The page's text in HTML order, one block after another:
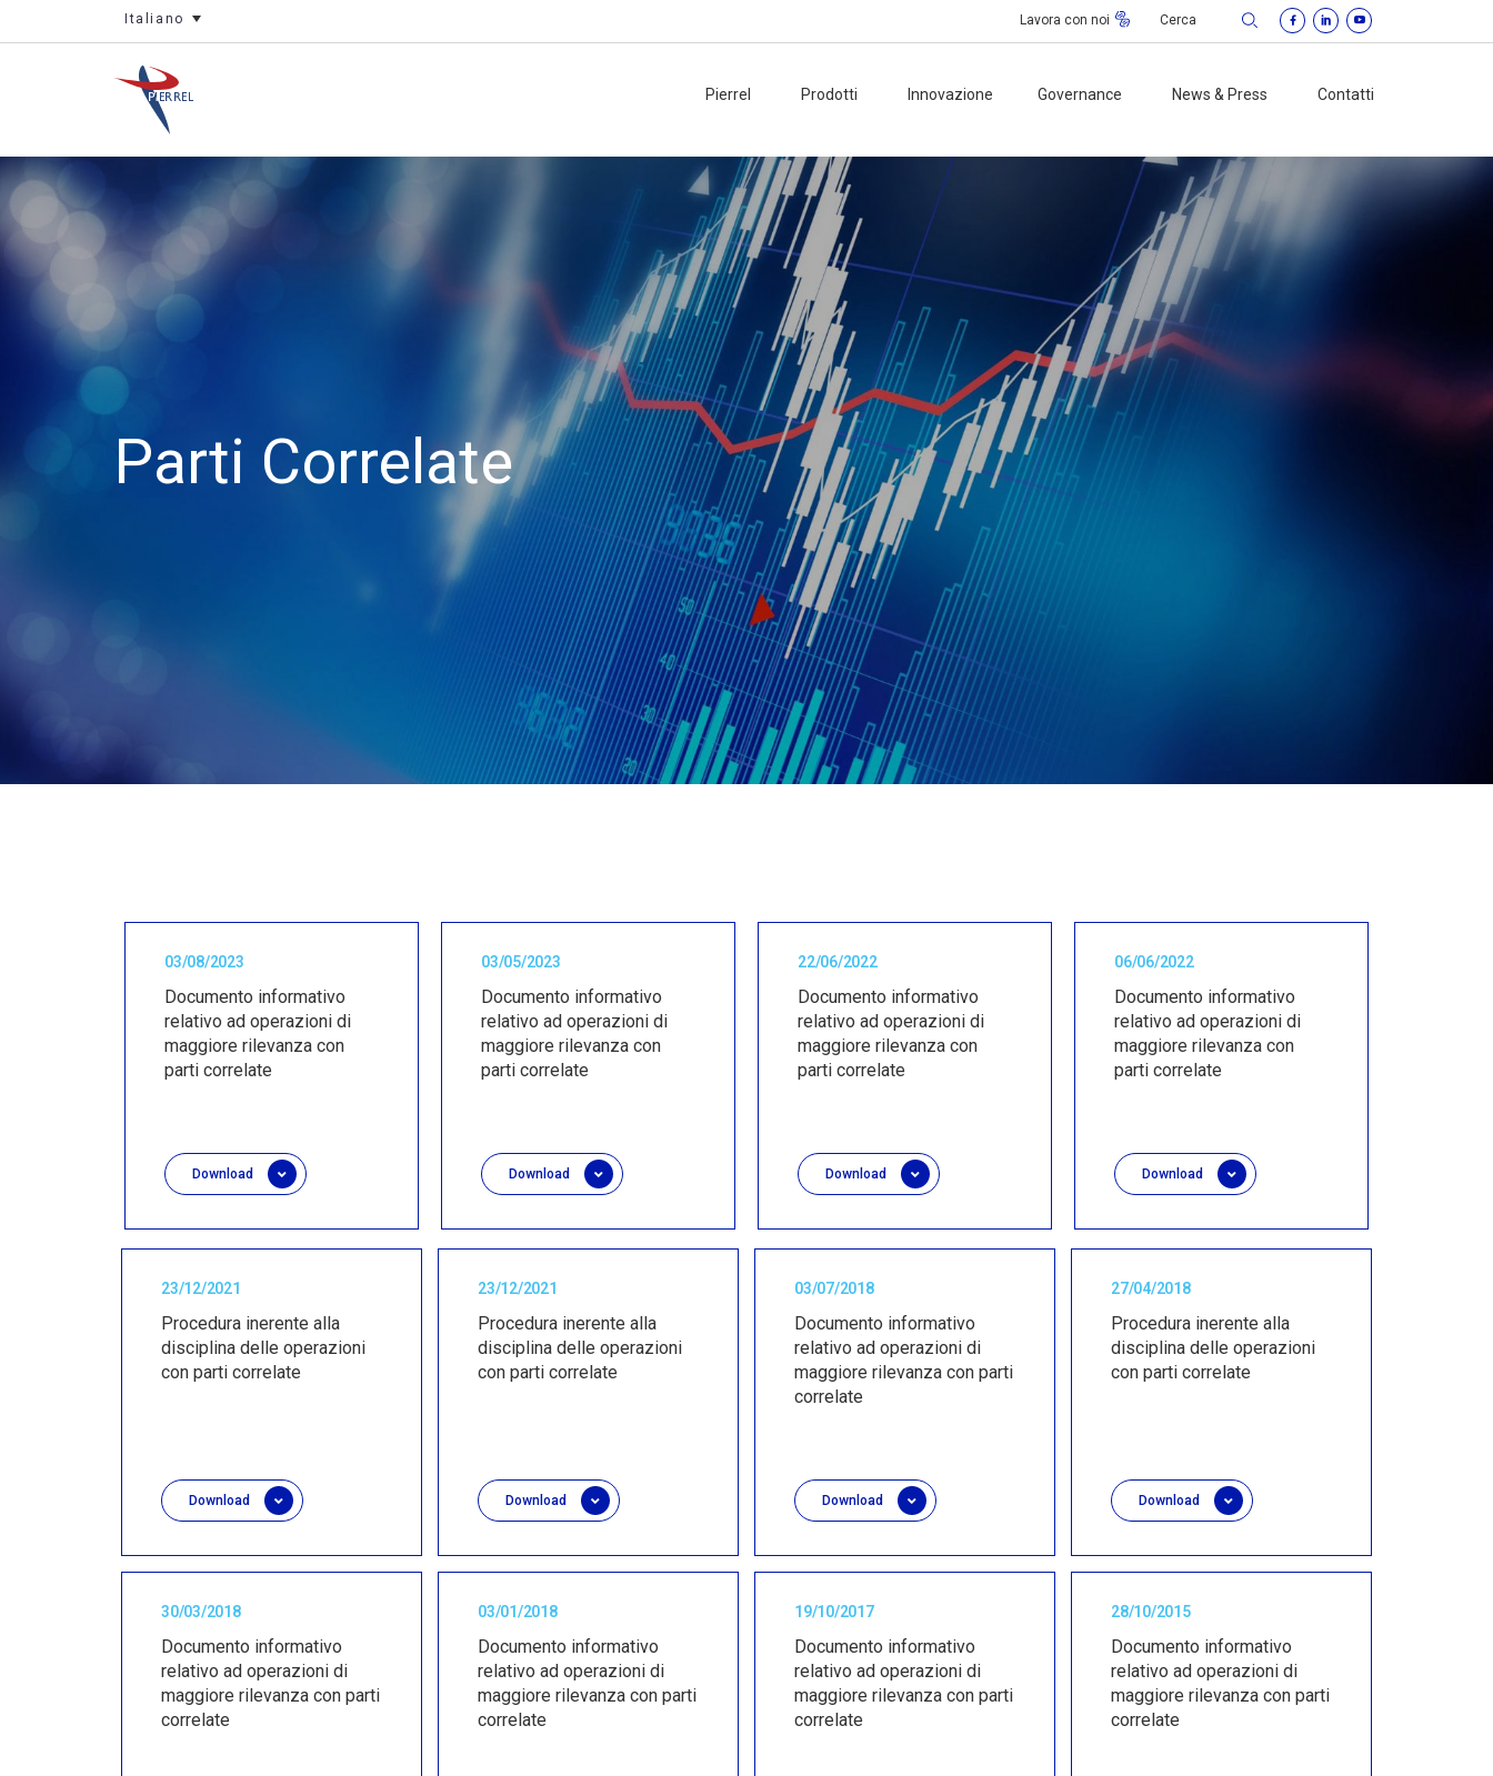
Italiano Lavora con noi
Pierrel Prodotti Innovazione Governance News & Press Contatti
Parti Correlate
03/08/2023
Documento informativo
relativo ad operazioni di
maggiore rilevanza con
parti correlate
Download
03/05/2023
Documento informativo
relativo ad operazioni di
maggiore rilevanza con
parti correlate
Download
22/06/2022
Documento informativo
relativo ad operazioni di
maggiore rilevanza con
parti correlate
Download
06/06/2022
Documento informativo
relativo ad operazioni di
maggiore rilevanza con
parti correlate
Download
23/12/2021
Procedura inerente alla
disciplina delle operazioni
con parti correlate
Download
23/12/2021
Procedura inerente alla
disciplina delle operazioni
con parti correlate
Download
03/07/2018
Documento informativo
relativo ad operazioni di
maggiore rilevanza con parti
correlate
Download
27/04/2018
Procedura inerente alla
disciplina delle operazioni
con parti correlate
Download
30/03/2018
Documento informativo
relativo ad operazioni di
maggiore rilevanza con parti
correlate
03/01/2018
Documento informativo
relativo ad operazioni di
maggiore rilevanza con parti
correlate
19/10/2017
Documento informativo
relativo ad operazioni di
maggiore rilevanza con parti
correlate
28/10/2015
Documento informativo
relativo ad operazioni di
maggiore rilevanza con parti
correlate